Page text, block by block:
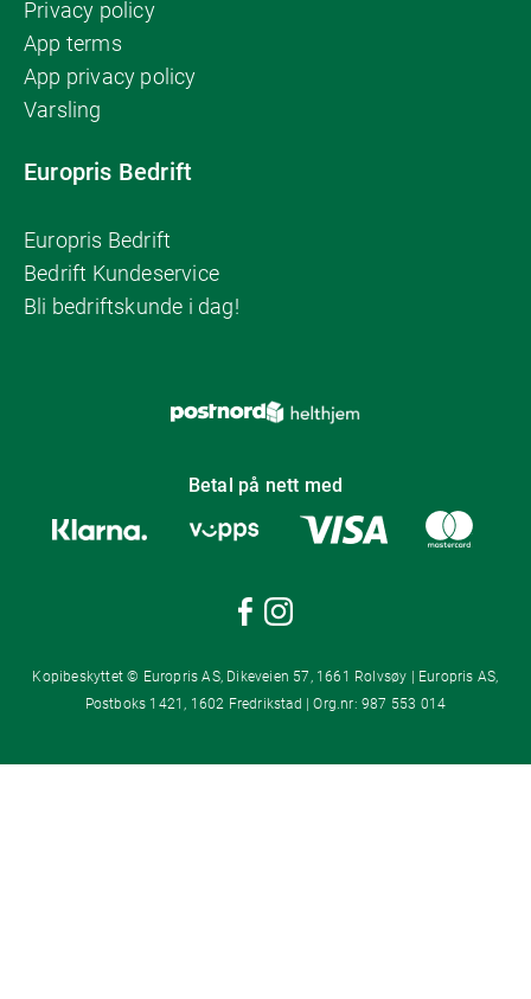
Privacy policy
App terms
App privacy policy
Varsling
Europris Bedrift
Europris Bedrift
Bedrift Kundeservice
Bli bedriftskunde i dag!
Betal på nett med
Kopibeskyttet © Europris AS, Dikeveien 57, 1661 Rolvsøy | Europris AS,
Postboks 1421, 1602 Fredrikstad | Org.nr: 987 553 014